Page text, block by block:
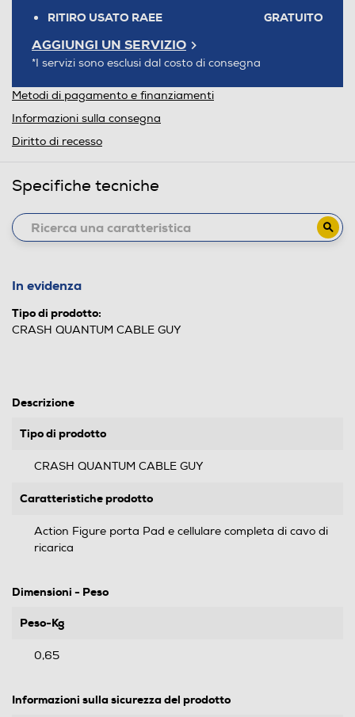
RITIRO USATO RAEE GRATUITO
AGGIUNGI UN SERVIZIO
*I servizi sono esclusi dal costo di consegna
Metodi di pagamento e finanziamenti
Informazioni sulla consegna
Diritto di recesso
Specifiche tecniche
In evidenza
Tipo di prodotto:
CRASH QUANTUM CABLE GUY
Descrizione
Tipo di prodotto
CRASH QUANTUM CABLE GUY
Caratteristiche prodotto
Action Figure porta Pad e cellulare completa di cavo di
ricarica
Dimensioni - Peso
Peso-Kg
0,65
Informazioni sulla sicurezza del prodotto